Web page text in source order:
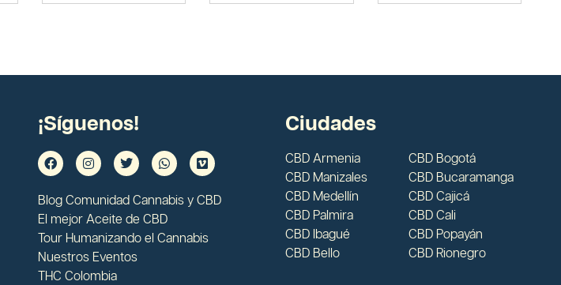
¡Síguenos!
Blog Comunidad Cannabis y CBD
El mejor Aceite de CBD
Tour Humanizando el Cannabis
Nuestros Eventos
THC Colombia
Ciudades
CBD Armenia
CBD Manizales
CBD Medellín
CBD Palmira
CBD Ibagué
CBD Bello
CBD Bogotá
CBD Bucaramanga
CBD Cajicá
CBD Cali
CBD Popayán
CBD Rionegro